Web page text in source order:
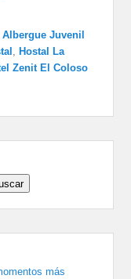
Albergue Juvenil
, Hostal La
Zenit El Coloso
más